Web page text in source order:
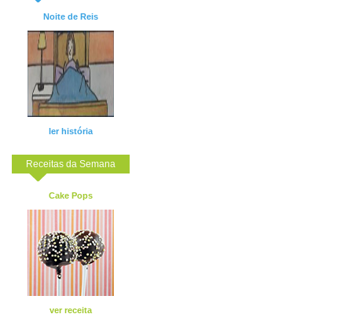
Noite de Reis
ler história
Receitas da Semana
Cake Pops
ver receita